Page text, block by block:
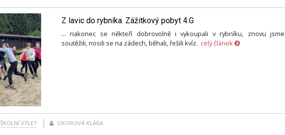
Z lavic do rybníka. Zážitkový pobyt 4.G
... nakonec se někteří dobrovolně i vykoupali v rybníku, znovu jsme
soutěžili, nosili se na zádech, běhali, řešili kvíz. celý článek
ŠKOLNÍ VÝLET SIKOROVÁ KLÁRA